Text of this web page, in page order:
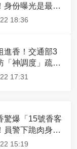
身份曝光是最美
不結婚
18:36
進香！交通部3
「神調度」疏運
高17:31
驚爆「15號香客
員警下跪肉身擋
先過
15:19